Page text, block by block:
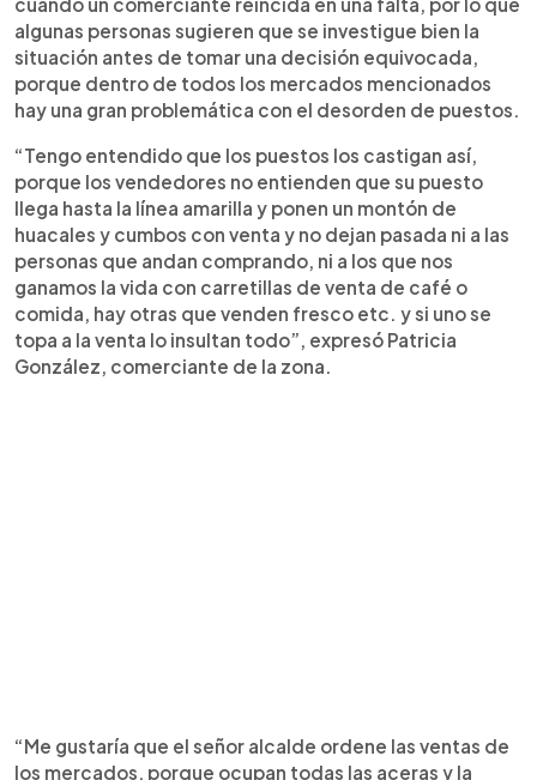
algunas personas sugieren que se investigue bien la
situación antes de tomar una decisión equivocada,
porque dentro de todos los mercados mencionados
hay una gran problemática con el desorden de puestos.
“Tengo entendido que los puestos los castigan así,
porque los vendedores no entienden que su puesto
llega hasta la línea amarilla y ponen un montón de
huacales y cumbos con venta y no dejan pasada ni a las
personas que andan comprando, ni a los que nos
ganamos la vida con carretillas de venta de café o
comida, hay otras que venden fresco etc. y si uno se
topa a la venta lo insultan todo”, expresó Patricia
González, comerciante de la zona.
“Me gustaría que el señor alcalde ordene las ventas de
los mercados, porque ocupan todas las aceras y la